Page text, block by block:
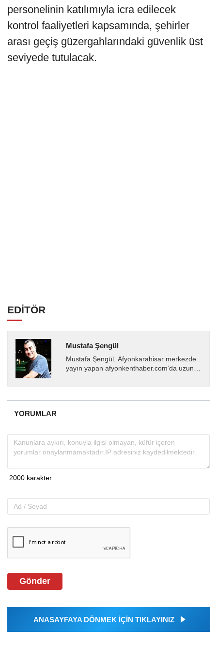
personelinin katılımıyla icra edilecek
kontrol faaliyetleri kapsamında, şehirler
arası geçiş güzergahlarındaki güvenlik üst
seviyede tutulacak.
EDİTÖR
Mustafa Şengül
Mustafa Şengül, Afyonkarahisar merkezde
yayın yapan afyonkenthaber.com’da uzun
almakta, haber akışı...
YORUMLAR
Gönder
ANASAYFAYA DÖNMEK İÇİN TIKLAYINIZ